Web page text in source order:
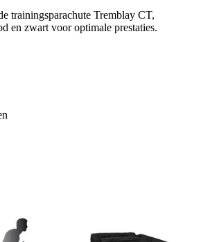
trainingsparachute Tremblay CT,
en zwart voor optimale prestaties.